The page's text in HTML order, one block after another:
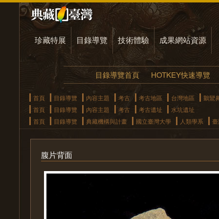
珍藏特展 目錄導覽 技術體驗 成果網站資源
目錄導覽首頁 HOTKEY快速導覽
首頁 目錄導覽 內容主題 考古 考古地區 台灣地區
鵝鸞
首頁
目錄導覽 內容主題 考古 考古遺址
水坑遺址
首頁
目錄導覽 典藏機構與計畫 國立臺灣大學 人類學系
腹片背面